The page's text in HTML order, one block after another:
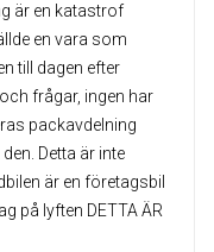
är en katastrof
en vara som
till dagen efter
frågar, ingen har
packavdelning
Detta är inte
är en företagsbil
på lyften DETTA ÄR